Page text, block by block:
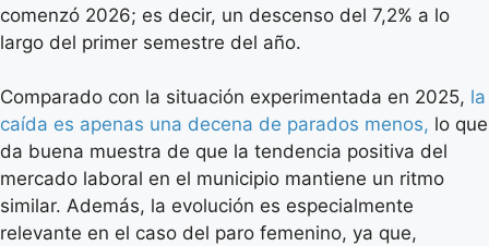
comenzó 2026; es decir, un descenso del 7,2% a lo
largo del primer semestre del año.
Comparado con la situación experimentada en 2025, la
caída es apenas una decena de parados menos, lo que
da buena muestra de que la tendencia positiva del
mercado laboral en el municipio mantiene un ritmo
similar. Además, la evolución es especialmente
relevante en el caso del paro femenino, ya que,